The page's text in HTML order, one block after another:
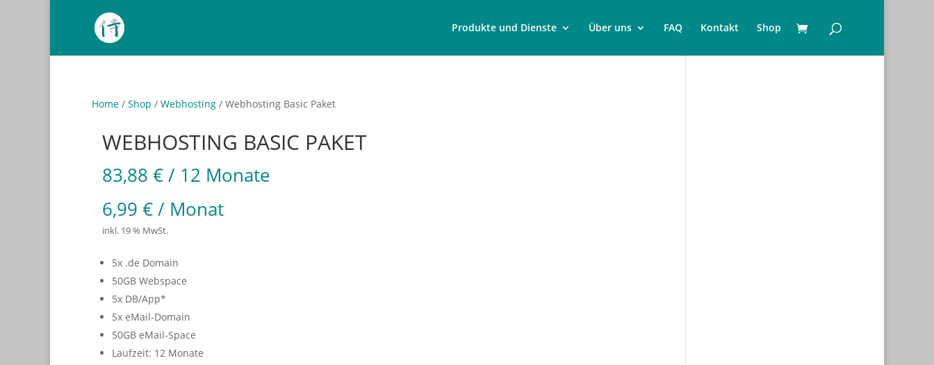
Produkte und Dienste Über uns FAQ Kontakt Shop
Home / Shop / Webhosting / Webhosting Basic Paket
WEBHOSTING BASIC PAKET
83,88 €/ 12 Monate
6,99 €/ Monat
inkl. 19 % MwSt.
5x .de Domain
50GB Webspace
5x DB/App*
5x eMail-Domain
50GB eMail-Space
Laufzeit: 12 Monate